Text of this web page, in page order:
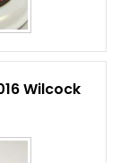
Wilcock